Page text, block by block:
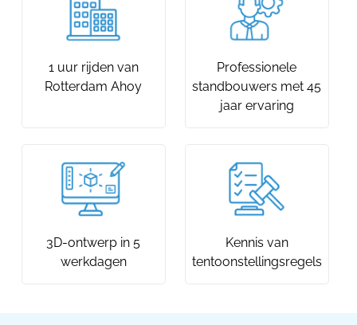
1 uur rijden van
Rotterdam Ahoy
Professionele
standbouwers met 45
jaar ervaring
3D-ontwerp in 5
werkdagen
Kennis van
tentoonstellingsregels